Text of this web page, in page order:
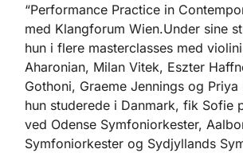
“Performance Practice in
med Klangforum Wien.Under sine
hun i flere masterclasses med
Aharonian, Milan Vitek, Eszter
Gothoni, Graeme Jennings og
hun studerede i Danmark, fik Sofie
ved Odense Symfoniorkester,
Symfoniorkester og Sydjyllands